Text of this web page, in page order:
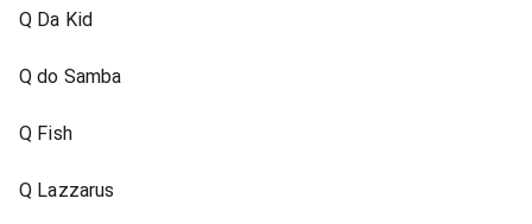
Q Da Kid
Q do Samba
Q Fish
Q Lazzarus